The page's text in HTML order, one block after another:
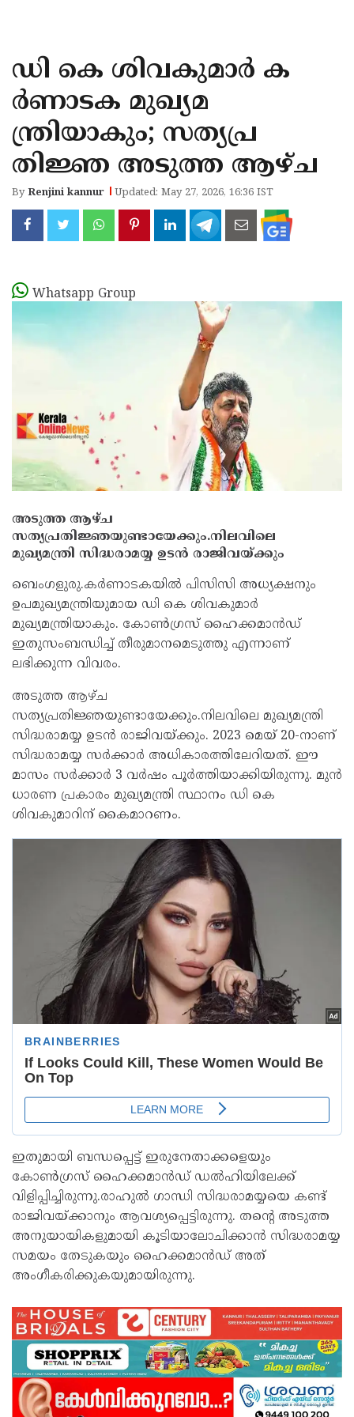
KANNUR
KASARAGOD
ഡി കെ ശിവകുമാര്‍ ക
ര്‍ണാടക മുഖ്യമ
ന്ത്രിയാകും; സത്യപ്ര
തിജ്ഞ അടുത്ത ആഴ്ച
ByRenjini kannur Updated: May 27, 2026, 16:36 IST
Whatsapp Group
അടുത്ത ആഴ്ച
സത്യപ്രതിജ്ഞയുണ്ടായേക്കും.നിലവിലെ
മുഖ്യമന്ത്രി സിദ്ധരാമയ്യ ഉടന്‍ രാജിവയ്ക്കും
ബെംഗളുരു.കര്‍ണാടകയില്‍ പിസിസി അധ്യക്ഷനും
ഉപമുഖ്യമന്ത്രിയുമായ ഡി കെ ശിവകുമാര്‍
മുഖ്യമന്ത്രിയാകും. കോണ്‍ഗ്രസ് ഹൈക്കമാന്‍ഡ്
ഇതുസംബന്ധിച്ച്‌ തീരുമാനമെടുത്തു എന്നാണ്
ലഭിക്കുന്ന വിവരം.
അടുത്ത ആഴ്ച
സത്യപ്രതിജ്ഞയുണ്ടായേക്കും.നിലവിലെ മുഖ്യമന്ത്രി
സിദ്ധരാമയ്യ ഉടന്‍ രാജിവയ്ക്കും. 2023 മെയ് 20-നാണ്
സിദ്ധരാമയ്യ സര്‍ക്കാര്‍ അധികാരത്തിലേറിയത്. ഈ
മാസം സര്‍ക്കാര്‍ 3 വര്‍ഷം പൂര്‍ത്തിയാക്കിയിരുന്നു. മുന്‍
ധാരണ പ്രകാരം മുഖ്യമന്ത്രി സ്ഥാനം ഡി കെ
ശിവകുമാറിന് കൈമാറണം.
ഇതുമായി ബന്ധപ്പെട്ട് ഇരുനേതാക്കളെയും
കോണ്‍ഗ്രസ് ഹൈക്കമാന്‍ഡ് ഡല്‍ഹിയിലേക്ക്
വിളിപ്പിച്ചിരുന്നു.രാഹുല്‍ ഗാന്ധി സിദ്ധരാമയ്യയെ കണ്ട്
രാജിവയ്ക്കാനും ആവശ്യപ്പെട്ടിരുന്നു. തന്റെ അടുത്ത
അനുയായികളുമായി കൂടിയാലോചിക്കാന്‍ സിദ്ധരാമയ്യ
സമയം തേടുകയും ഹൈക്കമാന്‍ഡ് അത്
അംഗീകരിക്കുകയുമായിരുന്നു.